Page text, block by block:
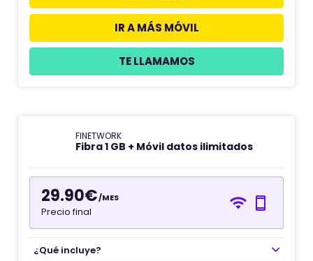
IR A MÁS MÓVIL
TE LLAMAMOS
FINETWORK
Fibra 1 GB + Móvil datos ilimitados
29.90€/MES
Precio final
¿Qué incluye?